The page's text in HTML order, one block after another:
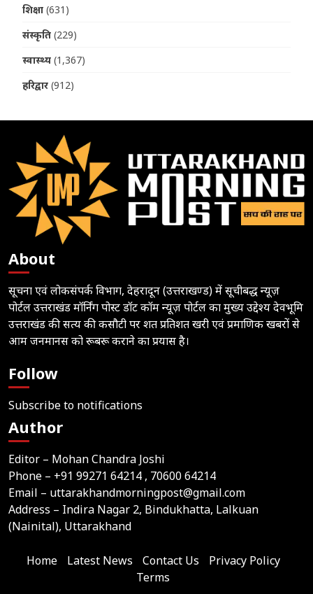
शिक्षा (631)
संस्कृति (229)
स्वास्थ्य (1,367)
हरिद्वार (912)
About
सूचना एवं लोकसंपर्क विभाग, देहरादून (उत्तराखण्ड) में सूचीबद्ध न्यूज़
पोर्टल उत्तराखंड मॉर्निंग पोस्ट डॉट कॉम न्यूज़ पोर्टल का मुख्य उद्देश्य देवभूमि
उत्तराखंड की सत्य की कसौटी पर शत प्रतिशत खरी एवं प्रमाणिक खबरों से
आम जनमानस को रूबरू कराने का प्रयास है।
Follow
Subscribe to notifications
Author
Editor – Mohan Chandra Joshi
Phone – +91 99271 64214 , 70600 64214
Email – uttarakhandmorningpost@gmail.com
Address – Indira Nagar 2, Bindukhatta, Lalkuan
(Nainital), Uttarakhand
Home Latest News Contact Us
Privacy Policy
Terms